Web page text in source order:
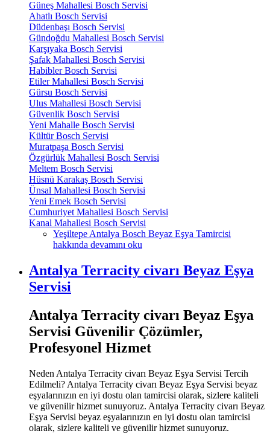
Güneş Mahallesi Bosch Servisi
Ahatlı Bosch Servisi
Düdenbaşı Bosch Servisi
Gündoğdu Mahallesi Bosch Servisi
Karşıyaka Bosch Servisi
Şafak Mahallesi Bosch Servisi
Habibler Bosch Servisi
Etiler Mahallesi Bosch Servisi
Gürsu Bosch Servisi
Ulus Mahallesi Bosch Servisi
Güvenlik Bosch Servisi
Yeni Mahalle Bosch Servisi
Kültür Bosch Servisi
Muratpaşa Bosch Servisi
Özgürlük Mahallesi Bosch Servisi
Meltem Bosch Servisi
Hüsnü Karakaş Bosch Servisi
Ünsal Mahallesi Bosch Servisi
Yeni Emek Bosch Servisi
Cumhuriyet Mahallesi Bosch Servisi
Kanal Mahallesi Bosch Servisi
Yeşiltepe Antalya Bosch Beyaz Eşya Tamircisi
hakkında devamını oku
Antalya Terracity civarı Beyaz Eşya
Servisi
Antalya Terracity civarı Beyaz Eşya
Servisi Güvenilir Çözümler,
Profesyonel Hizmet
Neden Antalya Terracity civarı Beyaz Eşya Servisi Tercih
Edilmeli? Antalya Terracity civarı Beyaz Eşya Servisi beyaz
eşyalarınızın en iyi dostu olan tamircisi olarak, sizlere kaliteli
ve güvenilir hizmet sunuyoruz. Antalya Terracity civarı Beyaz
Eşya Servisi beyaz eşyalarınızın en iyi dostu olan tamircisi
olarak, sizlere kaliteli ve güvenilir hizmet sunuyoruz.